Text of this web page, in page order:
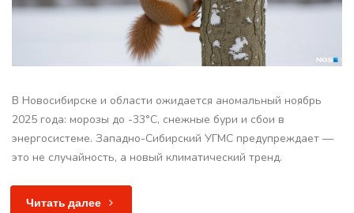
В Новосибирске и области ожидается аномальный ноябрь
2025 года: морозы до -33°C, снежные бури и сбои в
энергосистеме. Западно-Сибирский УГМС предупреждает —
это не случайность, а новый климатический тренд.
Читать далее